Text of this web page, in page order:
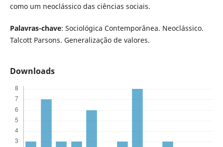
como um neoclássico das ciências sociais.
Palavras-chave: Sociológica Contemporânea. Neoclássico.
Talcott Parsons. Generalização de valores.
Downloads